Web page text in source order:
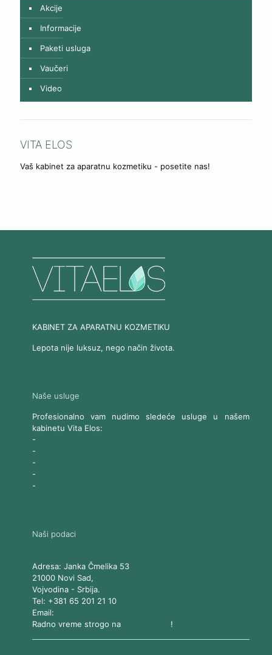
Akcije
Informacije
Paketi usluga
Vaučeri
Video
VITA ELOS
Vaš kabinet za aparatnu kozmetiku - posetite nas!
KABINET ZA APARATNU KOZMETIKU
Lepota nije luksuz, nego način života.
Naše usluge
Profesionalno vam nudimo sledeće usluge u našem
kabinetu Vita Elos:
-
-
-
-
-
Naši podaci
Adresa: Janka Čmelika 53
21000 Novi Sad,
Vojvodina- Srbija.
Tel: +381 65 201 21 10
Email:
Radno vreme strogo na
!